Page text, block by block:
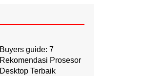
Buyers guide: 7
Rekomendasi Prosesor
Desktop Terbaik